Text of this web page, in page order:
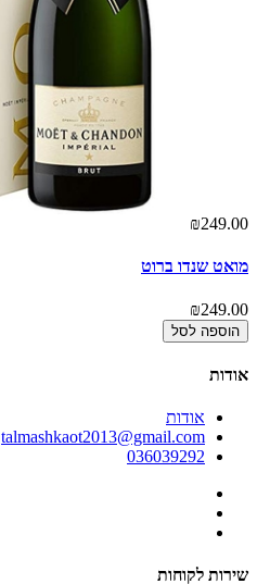
₪249.00
מואט שנדו ברוט
₪249.00
הוספה לסל
אודות
אודות
talmashkaot2013@gmail.com
036039292
שירות לקוחות